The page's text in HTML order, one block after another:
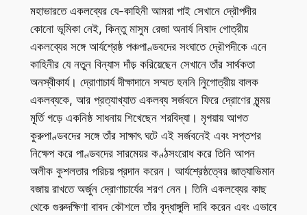
মহাভারতে একলব্যের যে-কাহিনী আমরা পাই সেখানে দ্রৌপদীর
কোনো ভূমিকা নেই, কিন্তু মাসুম রেজা অনার্য নিষাদ গোত্রীয়
একলব্যের সঙ্গে আর্যশ্রেষ্ঠ পঞ্চপাণ্ডবদের সংঘাতে দ্রৌপদীকে এনে
কাহিনীর যে নতুন বিন্যাস দাঁড় করিয়েছেন সেখানে তাঁর সার্থকতা
অনস্বীকার্য। দ্রোণাচার্য দীক্ষাদানে সম্মত হননি নিুগোত্রীয় বালক
একলব্যকে, আর প্রত্যাখ্যাত একলব্য সর্জবনে ফিরে দ্রোণের মৃন্ময়
মূর্তি গড়ে একনিষ্ঠ সাধনায় শিখেছেন শরবিদ্যা। মৃগয়ায় আগত
কুরুপাণ্ডবদের সঙ্গে তাঁর সাক্ষাৎ ঘটে এই সর্জবনেই এবং সপ্তশর
নিক্ষেপ করে পাণ্ডবদের সারমেয়র কণ্ঠসংরোধ করে তিনি আপন
অলীক কুশলতার পরিচয় প্রদান করেন। আর্যশ্রেষ্ঠত্বের জাত্যাভিমান
বজায় রাখতে অর্জুন দ্রোণাচার্যের শরণ নেন। তিনি একলব্যের কাছ
থেকে গুরুদক্ষিণা বাবদ কৌশলে তাঁর বৃদ্ধাঙ্গুলি দাবি করেন এবং এভাবে